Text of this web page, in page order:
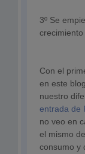
3º Se
Con el
en este
nuestro
entrada de
no veo en
el mismo
consumo y